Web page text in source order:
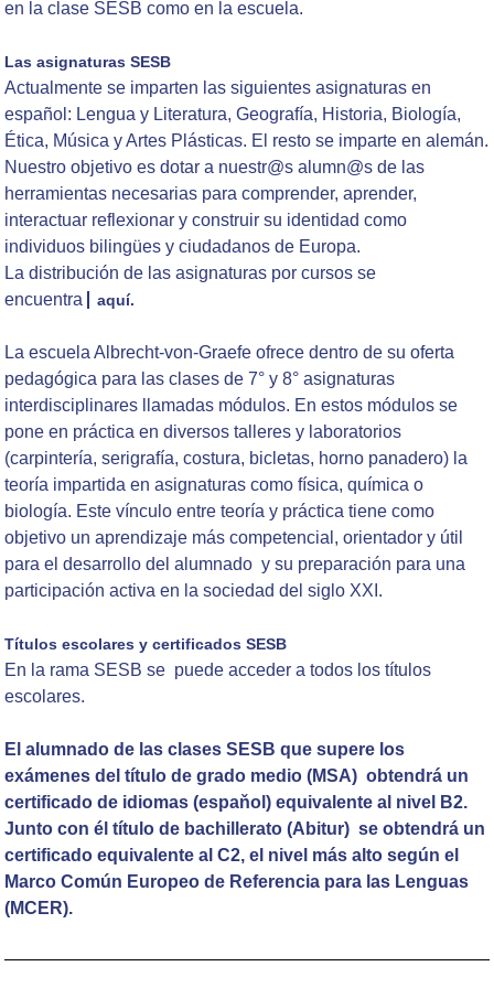
en la clase SESB como en la escuela.
Las asignaturas SESB
Actualmente se imparten las siguientes asignaturas en
español: Lengua y Literatura, Geografía, Historia, Biología,
Ética, Música y Artes Plásticas. El resto se imparte en alemán.
Nuestro objetivo es dotar a nuestr@s alumn@s de las
herramientas necesarias para comprender, aprender,
interactuar reflexionar y construir su identidad como
individuos bilingües y ciudadanos de Europa.
La distribución de las asignaturas por cursos se
encuentra
aquí.
La escuela Albrecht-von-Graefe ofrece dentro de su oferta
pedagógica para las clases de 7° y 8° asignaturas
interdisciplinares llamadas módulos. En estos módulos se
pone en práctica en diversos talleres y laboratorios
(carpintería, serigrafía, costura, bicletas, horno panadero) la
teoría impartida en asignaturas como física, química o
biología. Este vínculo entre teoría y práctica tiene como
objetivo un aprendizaje más competencial, orientador y útil
para el desarrollo del alumnado y su preparación para una
participación activa en la sociedad del siglo XXI.
Títulos escolares y certificados SESB
En la rama SESB se puede acceder a todos los títulos
escolares.
El alumnado de las clases SESB que supere los
exámenes del título de grado medio (MSA) obtendrá un
certificado de idiomas (espaňol) equivalente al nivel B2.
Junto con él título de bachillerato (Abitur) se obtendrá un
certificado equivalente al C2, el nivel más alto según el
Marco Común Europeo de Referencia para las Lenguas
(MCER).